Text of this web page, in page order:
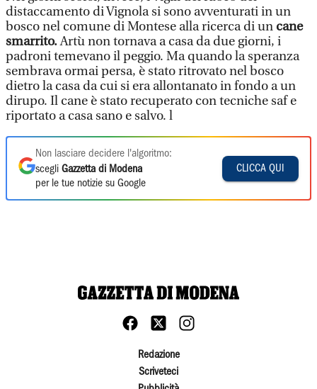
distaccamento di Vignola si sono avventurati in un
bosco nel comune di Montese alla ricerca di un cane
smarrito.Artù non tornava a casa da due giorni, i
padroni temevano il peggio. Ma quando la speranza
sembrava ormai persa, è stato ritrovato nel bosco
dietro la casa da cui si era allontanato in fondo a un
dirupo. Il cane è stato recuperato con tecniche saf e
riportato a casa sano e salvo. l
Non lasciare decidere l'algoritmo:
scegli Gazzetta di Modena
per le tue notizie su Google
CLICCA QUI
Redazione
Scriveteci